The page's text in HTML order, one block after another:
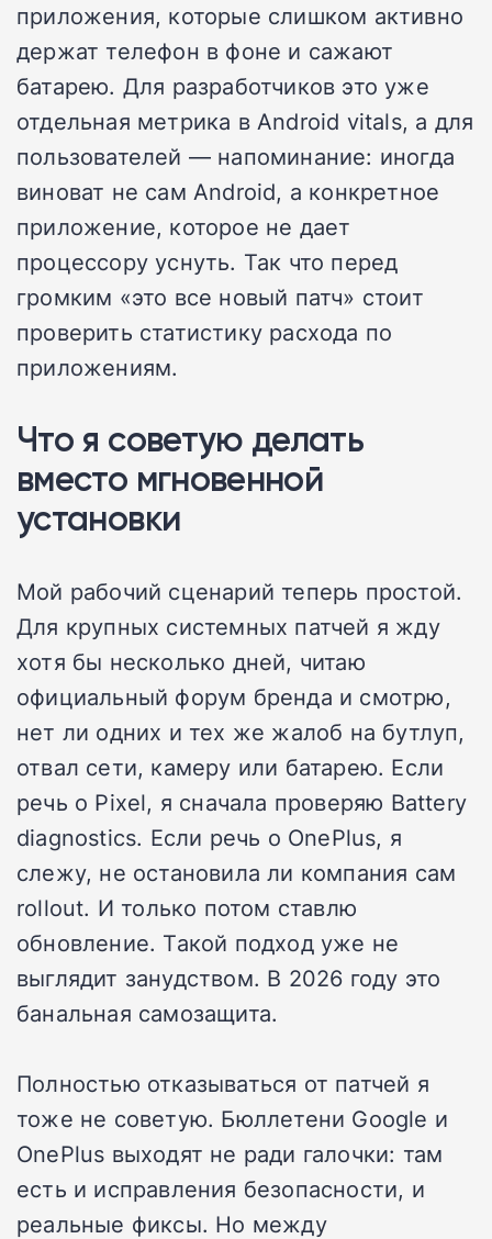
приложения, которые слишком активно
держат телефон в фоне и сажают
батарею. Для разработчиков это уже
отдельная метрика в Android vitals, а для
пользователей — напоминание: иногда
виноват не сам Android, а конкретное
приложение, которое не дает
процессору уснуть. Так что перед
громким «это все новый патч» стоит
проверить статистику расхода по
приложениям.
Что я советую делать
вместо мгновенной
установки
Мой рабочий сценарий теперь простой.
Для крупных системных патчей я жду
хотя бы несколько дней, читаю
официальный форум бренда и смотрю,
нет ли одних и тех же жалоб на бутлуп,
отвал сети, камеру или батарею. Если
речь о Pixel, я сначала проверяю Battery
diagnostics. Если речь о OnePlus, я
слежу, не остановила ли компания сам
rollout. И только потом ставлю
обновление. Такой подход уже не
выглядит занудством. В 2026 году это
банальная самозащита.
Полностью отказываться от патчей я
тоже не советую. Бюллетени Google и
OnePlus выходят не ради галочки: там
есть и исправления безопасности, и
реальные фиксы. Но между